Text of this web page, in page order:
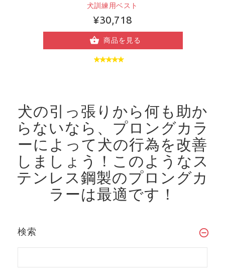
犬訓練用ベスト
¥30,718
商品を見る
犬の引っ張りから何も助か
らないなら、プロングカラ
ーによって犬の行為を改善
しましょう！ このようなス
テンレス鋼製のプロングカ
ラーは最適です！
検索